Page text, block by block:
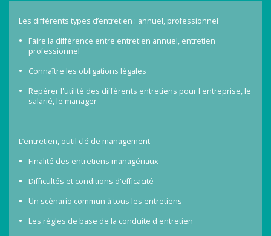
Les différents types d’entretien : annuel, professionnel
Faire la différence entre entretien annuel, entretien
professionnel
Connaître les obligations légales
Repérer l'utilité des différents entretiens pour l'entreprise, le
salarié, le manager
L’entretien, outil clé de management
Finalité des entretiens managériaux
Difficultés et conditions d'efficacité
Un scénario commun à tous les entretiens
Les règles de base de la conduite d'entretien